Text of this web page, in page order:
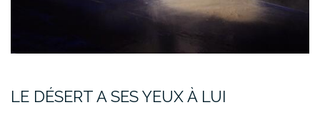
LE DÉSERT A SES YEUX À LUI